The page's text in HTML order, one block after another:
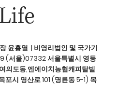
윤흥열 | 비영리법인 및 국가기
(서울)07332 서울특별시 영등
의도동,엔에이치농협캐피탈빌
시 영산로 101 (명륜동 5-1) 목